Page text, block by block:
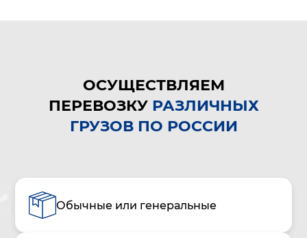
ОСУЩЕСТВЛЯЕМ
ПЕРЕВОЗКУРАЗЛИЧНЫХ
ГРУЗОВ ПО РОССИИ
Обычные или генеральные